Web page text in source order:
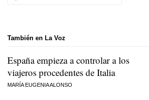
También en La Voz
España empieza a controlar a los
viajeros procedentes de Italia
MARÍA EUGENIA ALONSO